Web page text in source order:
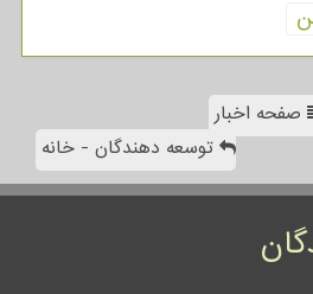
صفحه اخبار
توسعه دهندگان - خانه